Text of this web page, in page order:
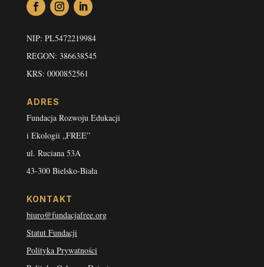
NIP: PL5472219984
REGON: 386638545
KRS: 0000852561
ADRES
Fundacja Rozwoju Edukacji
i Ekologii „FREE”
ul. Ruciana 53A
43-300 Bielsko-Biała
KONTAKT
biuro@fundacjafree.org
Statut Fundacji
Polityka Prywatności